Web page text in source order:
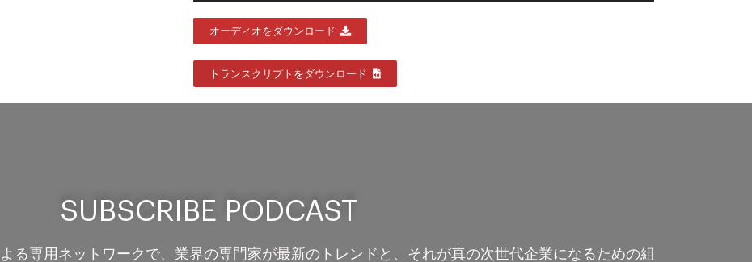
volume.
オーディオをダウンロード
トランスクリプトをダウンロード
SUBSCRIBE PODCAST
専用ネットワークで、業界の専門家が最新のトレンドと、それが真の次世代企業になるための組